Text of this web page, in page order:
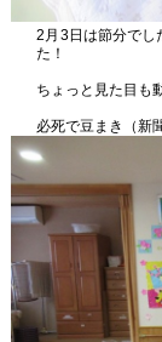
2月3日は節分でし
た！
ちょっと見た目も
必死で豆まき（新